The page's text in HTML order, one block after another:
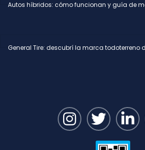
Autos híbridos: cómo funcionan y guía de
General Tire: descubrí la marca todoterreno
I
n
T
w
i
L
i
n